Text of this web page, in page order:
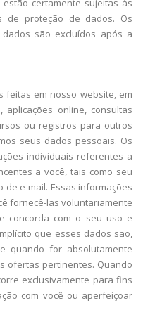
certamente sujeitas às
de proteção de dados. Os
são excluídos após a
feitas em nosso website, em
online, consultas
ou registros para outros
seus dados pessoais. Os
individuais referentes a
a você, tais como seu
e-mail. Essas informações
fornecê-las voluntariamente
concorda com o seu uso e
que esses dados são,
quando for absolutamente
ofertas pertinentes. Quando
exclusivamente para fins
com você ou aperfeiçoar